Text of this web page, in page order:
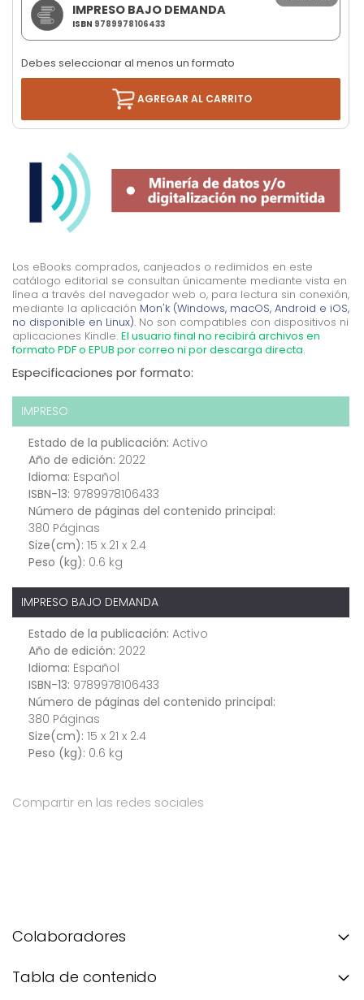
IMPRESO BAJO DEMANDA
ISBN 9789978106433
Debes seleccionar al menos un formato
AGREGAR AL CARRITO
Los eBooks comprados, canjeados o redimidos en este
catálogo editorial se consultan únicamente mediante vista en
línea a través del navegador web o, para lectura sin conexión,
mediante la aplicación Mon'k (Windows, macOS, Android e iOS,
no disponible en Linux). No son compatibles con dispositivos ni
aplicaciones Kindle. El usuario final no recibirá archivos en
formato PDF o EPUB por correo ni por descarga directa.
Especificaciones por formato:
IMPRESO
Estado de la publicación: Activo
Año de edición: 2022
Idioma: Español
ISBN-13: 9789978106433
Número de páginas del contenido principal:
380 Páginas
Size(cm): 15 x 21 x 2.4
Peso (kg): 0.6 kg
IMPRESO BAJO DEMANDA
Estado de la publicación: Activo
Año de edición: 2022
Idioma: Español
ISBN-13: 9789978106433
Número de páginas del contenido principal:
380 Páginas
Size(cm): 15 x 21 x 2.4
Peso (kg): 0.6 kg
Compartir en las redes sociales
Colaboradores
Tabla de contenido